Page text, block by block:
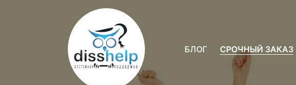
БЛОГ СРОЧНЫЙ ЗАКАЗ